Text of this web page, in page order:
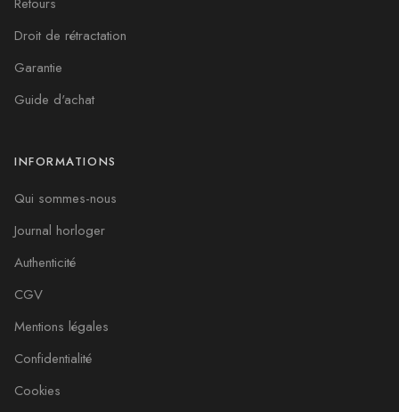
Droit de rétractation
Garantie
Guide d'achat
INFORMATIONS
Qui sommes-nous
Journal horloger
Authenticité
CGV
Mentions légales
Confidentialité
Cookies